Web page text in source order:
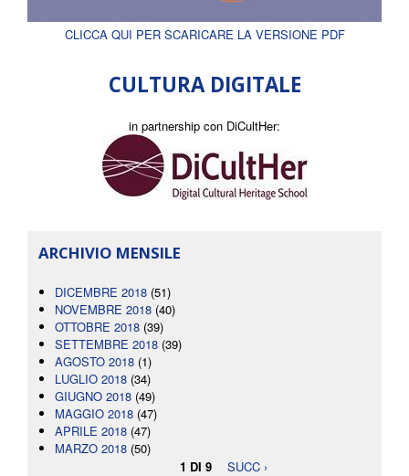
CLICCA QUI PER SCARICARE LA VERSIONE PDF
CULTURA DIGITALE
in partnership con DiCultHer:
ARCHIVIO MENSILE
DICEMBRE 2018 (51)
NOVEMBRE 2018 (40)
OTTOBRE 2018 (39)
SETTEMBRE 2018 (39)
AGOSTO 2018 (1)
LUGLIO 2018 (34)
GIUGNO 2018 (49)
MAGGIO 2018 (47)
APRILE 2018 (47)
MARZO 2018 (50)
1 DI 9
SUCC ›